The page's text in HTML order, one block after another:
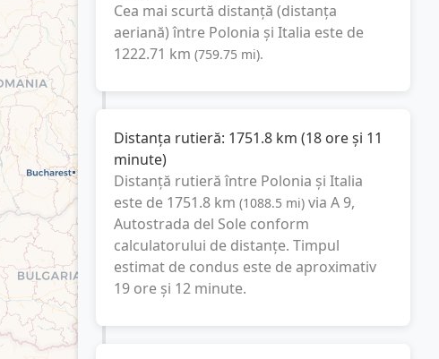
Cea mai scurtă distanță (distanța
aeriană) între Polonia și Italia este de
1222.71 km (759.75 mi).
Distanța rutieră: 1751.8 km (18 ore și 11
minute)
Distanță rutieră între Polonia și Italia
este de 1751.8 km (1088.5 mi) via A 9,
Autostrada del Soleconform
calculatorului de distanțe. Timpul
estimat de condus este de aproximativ
19 ore și 12 minute.